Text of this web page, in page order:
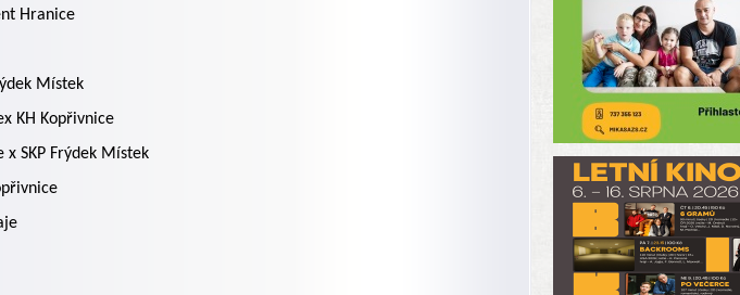
Hranice
Místek
x KH Kopřivnice
SKP Frýdek Místek